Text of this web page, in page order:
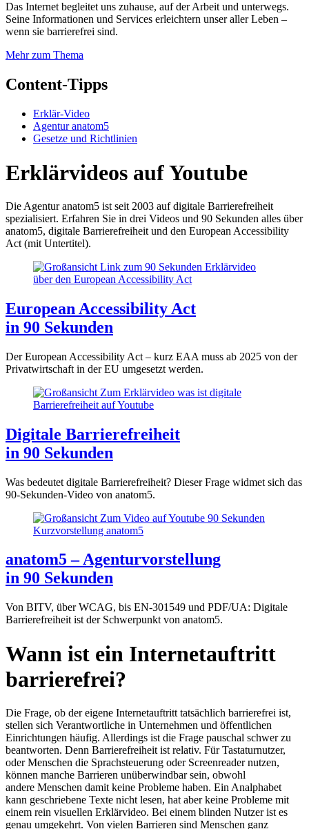
Das Internet begleitet uns zuhause, auf der Arbeit und unterwegs.
Seine Informationen und Services erleichtern unser aller Leben –
wenn sie barrierefrei sind.
Mehr zum Thema
Content-Tipps
Erklär-Video
Agentur anatom5
Gesetze und Richtlinien
Erklärvideos auf Youtube
Die Agentur anatom5 ist seit 2003 auf digitale Barrierefreiheit
spezialisiert. Erfahren Sie in drei Videos und 90 Sekunden alles über
anatom5, digitale Barrierefreiheit und den European Accessibility
Act (mit Untertitel).
European Accessibility Act
in 90 Sekunden
Der European Accessibility Act – kurz EAA muss ab 2025 von der
Privatwirtschaft in der EU umgesetzt werden.
Digitale Barrierefreiheit
in 90 Sekunden
Was bedeutet digitale Barrierefreiheit? Dieser Frage widmet sich das
90-Sekunden-Video von anatom5.
anatom5 – Agenturvorstellung
in 90 Sekunden
Von BITV, über WCAG, bis EN-301549 und PDF/UA: Digitale
Barrierefreiheit ist der Schwerpunkt von anatom5.
Wann ist ein Internetauftritt
barrierefrei?
Die Frage, ob der eigene Internetauftritt tatsächlich barrierefrei ist,
stellen sich Verantwortliche in Unternehmen und öffentlichen
Einrichtungen häufig. Allerdings ist die Frage pauschal schwer zu
beantworten. Denn Barrierefreiheit ist relativ. Für Tastaturnutzer,
oder Menschen die Sprachsteuerung oder Screenreader nutzen,
können manche Barrieren unüberwindbar sein, obwohl
andere Menschen damit keine Probleme haben. Ein Analphabet
kann geschriebene Texte nicht lesen, hat aber keine Probleme mit
einem rein visuellen Erklärvideo. Bei einem blinden Nutzer ist es
genau umgekehrt. Von vielen Barrieren sind Menschen ganz